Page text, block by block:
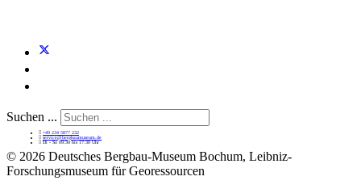
Suchen ...
+49 234 5877 232
service@bergbaumuseum.de
Di - So 09:30 bis 17:30 Uhr
© 2026 Deutsches Bergbau-Museum Bochum, Leibniz-
Forschungsmuseum für Georessourcen